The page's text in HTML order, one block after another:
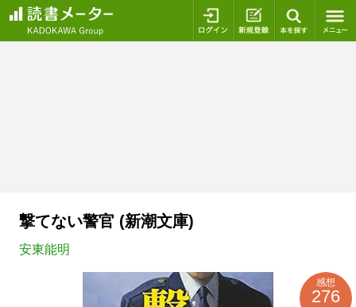
ログイン 新規登録
撃てない警官 (新潮文庫)
安東能明
感想
276